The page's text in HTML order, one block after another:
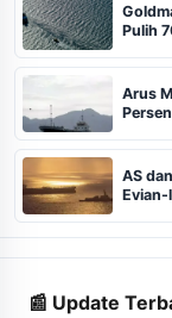
Pulih
Arus
AS
Evian-
📰 Update